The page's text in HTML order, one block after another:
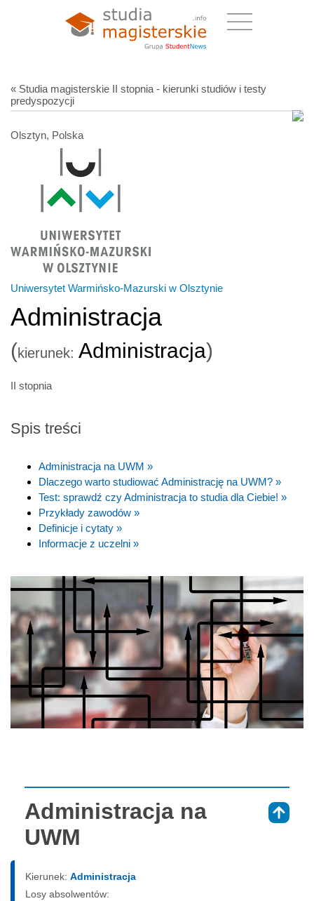
« Studia magisterskie II stopnia - kierunki studiów i testy
predyspozycji
Olsztyn, Polska
Uniwersytet Warmińsko-Mazurski w Olsztynie
Administracja
(kierunek: Administracja)
II stopnia
Spis treści
Administracja na UWM »
Dlaczego warto studiować Administrację na UWM? »
Test: sprawdź czy Administracja to studia dla Ciebie! »
Przykłady zawodów »
Definicje i cytaty »
Informacje z uczelni »
Administracja na
UWM
Kierunek: Administracja
Losy absolwentów: